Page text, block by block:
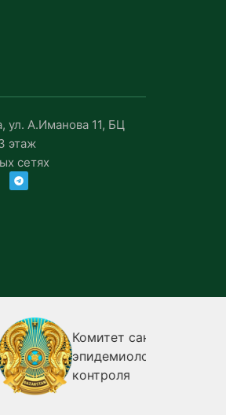
ул. А.Иманова 11, БЦ
этаж
сетях
Комитет санитарно-
эпидемиологического
контроля